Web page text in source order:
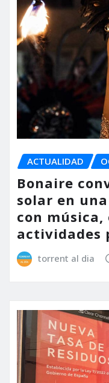
ACTUALIDAD
Bonaire
solar en
con música,
actividades
torrent al dia